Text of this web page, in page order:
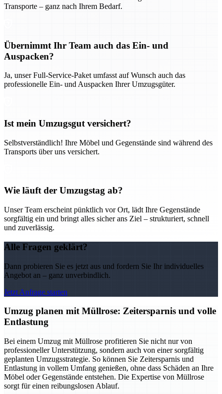
Transporte – ganz nach Ihrem Bedarf.
Übernimmt Ihr Team auch das Ein- und
Auspacken?
Ja, unser Full-Service-Paket umfasst auf Wunsch auch das
professionelle Ein- und Auspacken Ihrer Umzugsgüter.
Ist mein Umzugsgut versichert?
Selbstverständlich! Ihre Möbel und Gegenstände sind während des
Transports über uns versichert.
Wie läuft der Umzugstag ab?
Unser Team erscheint pünktlich vor Ort, lädt Ihre Gegenstände
sorgfältig ein und bringt alles sicher ans Ziel – strukturiert, schnell
und zuverlässig.
Alle Fragen geklärt?
Dann probieren Sie es jetzt aus und fordern Sie Ihr individuelles
Angebot an – ganz unverbindlich.
Jetzt Anfrage starten
Umzug planen mit Müllrose: Zeitersparnis und volle
Entlastung
Bei einem Umzug mit Müllrose profitieren Sie nicht nur von
professioneller Unterstützung, sondern auch von einer sorgfältig
geplanten Umzugsstrategie. So können Sie Zeitersparnis und
Entlastung in vollem Umfang genießen, ohne dass Schäden an Ihre
Möbel oder Gegenstände entstehen. Die Expertise von Müllrose
sorgt für einen reibungslosen Ablauf.